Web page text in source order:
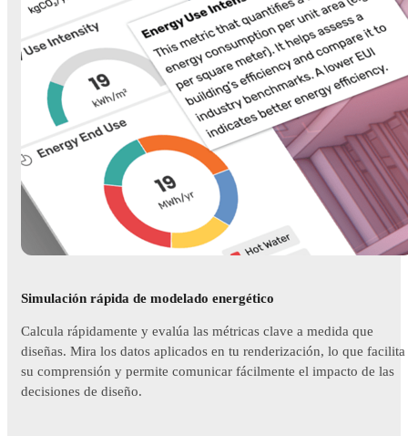
Simulación rápida de modelado energético
Calcula rápidamente y evalúa las métricas clave a medida que
diseñas. Mira los datos aplicados en tu renderización, lo que facilita
su comprensión y permite comunicar fácilmente el impacto de las
decisiones de diseño.